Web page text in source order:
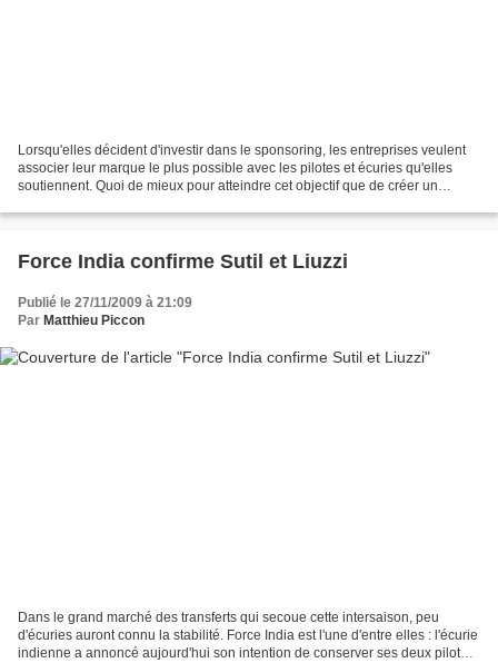
Lorsqu'elles décident d'investir dans le sponsoring, les entreprises veulent
associer leur marque le plus possible avec les pilotes et écuries qu'elles
soutiennent. Quoi de mieux pour atteindre cet objectif que de créer un
Force India confirme Sutil et Liuzzi
Publié le 27/11/2009 à 21:09
Par Matthieu Piccon
Dans le grand marché des transferts qui secoue cette intersaison, peu
d'écuries auront connu la stabilité. Force India est l'une d'entre elles : l'écurie
indienne a annoncé aujourd'hui son intention de conserver ses deux pilotes